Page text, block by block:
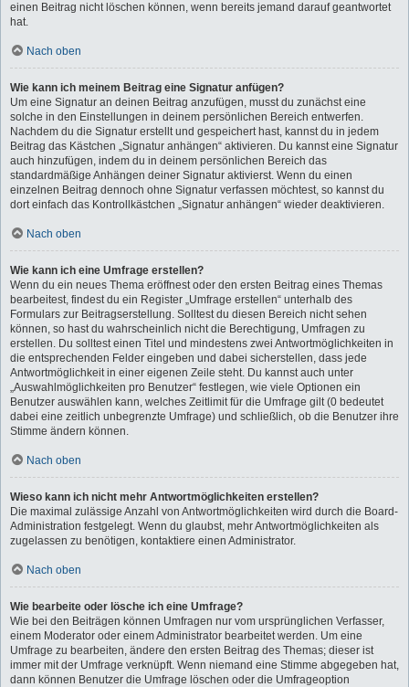
einen Beitrag nicht löschen können, wenn bereits jemand darauf geantwortet
hat.
Nach oben
Wie kann ich meinem Beitrag eine Signatur anfügen?
Um eine Signatur an deinen Beitrag anzufügen, musst du zunächst eine
solche in den Einstellungen in deinem persönlichen Bereich entwerfen.
Nachdem du die Signatur erstellt und gespeichert hast, kannst du in jedem
Beitrag das Kästchen „Signatur anhängen“ aktivieren. Du kannst eine Signatur
auch hinzufügen, indem du in deinem persönlichen Bereich das
standardmäßige Anhängen deiner Signatur aktivierst. Wenn du einen
einzelnen Beitrag dennoch ohne Signatur verfassen möchtest, so kannst du
dort einfach das Kontrollkästchen „Signatur anhängen“ wieder deaktivieren.
Nach oben
Wie kann ich eine Umfrage erstellen?
Wenn du ein neues Thema eröffnest oder den ersten Beitrag eines Themas
bearbeitest, findest du ein Register „Umfrage erstellen“ unterhalb des
Formulars zur Beitragserstellung. Solltest du diesen Bereich nicht sehen
können, so hast du wahrscheinlich nicht die Berechtigung, Umfragen zu
erstellen. Du solltest einen Titel und mindestens zwei Antwortmöglichkeiten in
die entsprechenden Felder eingeben und dabei sicherstellen, dass jede
Antwortmöglichkeit in einer eigenen Zeile steht. Du kannst auch unter
„Auswahlmöglichkeiten pro Benutzer“ festlegen, wie viele Optionen ein
Benutzer auswählen kann, welches Zeitlimit für die Umfrage gilt (0 bedeutet
dabei eine zeitlich unbegrenzte Umfrage) und schließlich, ob die Benutzer ihre
Stimme ändern können.
Nach oben
Wieso kann ich nicht mehr Antwortmöglichkeiten erstellen?
Die maximal zulässige Anzahl von Antwortmöglichkeiten wird durch die Board-
Administration festgelegt. Wenn du glaubst, mehr Antwortmöglichkeiten als
zugelassen zu benötigen, kontaktiere einen Administrator.
Nach oben
Wie bearbeite oder lösche ich eine Umfrage?
Wie bei den Beiträgen können Umfragen nur vom ursprünglichen Verfasser,
einem Moderator oder einem Administrator bearbeitet werden. Um eine
Umfrage zu bearbeiten, ändere den ersten Beitrag des Themas; dieser ist
immer mit der Umfrage verknüpft. Wenn niemand eine Stimme abgegeben hat,
dann können Benutzer die Umfrage löschen oder die Umfrageoption